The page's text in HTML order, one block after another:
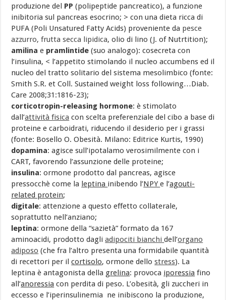
produzione del PP(polipeptide pancreatico), a funzione
inibitoria sul pancreas esocrino; > con una dieta ricca di
PUFA (Poli Unsatured Fatty Acids) proveniente da pesce
azzurro, frutta secca lipidica, olio di lino (J. of Nutrtition);
amilina e pramlintide (suo analogo): cosecreta con
l’insulina, < l’appetito stimolando il nucleo accumbens ed il
nucleo del tratto solitario del sistema mesolimbico (fonte:
Smith S.R. et Coll. Sustained weight loss following…Diab.
Care 2008;31:1816-23);
corticotropin-releasing hormone: è stimolato
dall’attività fisica con scelta preferenziale del cibo a base di
proteine e carboidrati, riducendo il desiderio per i grassi
(fonte: Bosello O. Obesità. Milano: Editrice Kurtis, 1990)
dopamina: agisce sull’ipotalamo verosimilmente con i
CART, favorendo l’assunzione delle proteine;
insulina: ormone prodotto dal pancreas, agisce
pressocchè come la leptina inibendo l’NPYe l’agouti-
related protein;
digitale: attenzione a questo effetto collaterale,
soprattutto nell’anziano;
leptina: ormone della “sazietà” formato da 167
aminoacidi, prodotto dagliadipociti bianchi dell’organo
adiposo (che fra l’altro presenta una formidabile quantità
di recettori per ilcortisolo, ormone dellostress). La
leptina è antagonista della grelina: provoca iporessia fino
all’anoressia con perdita di peso. L’obesità, gli zuccheri in
eccesso e l’iperinsulinemia ne inibiscono la produzione,